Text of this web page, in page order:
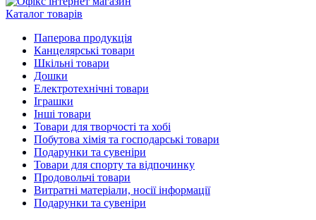
Каталог товарів
Паперова продукція
Канцелярські товари
Шкільні товари
Дошки
Електротехнічні товари
Іграшки
Інші товари
Товари для творчості та хобі
Побутова хімія та господарські товари
Подарунки та сувеніри
Товари для спорту та відпочинку
Продовольчі товари
Витратні матеріали, носії інформації
Подарунки та сувеніри